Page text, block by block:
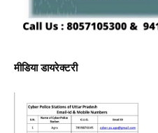
मीडिया डायरेक्टरी